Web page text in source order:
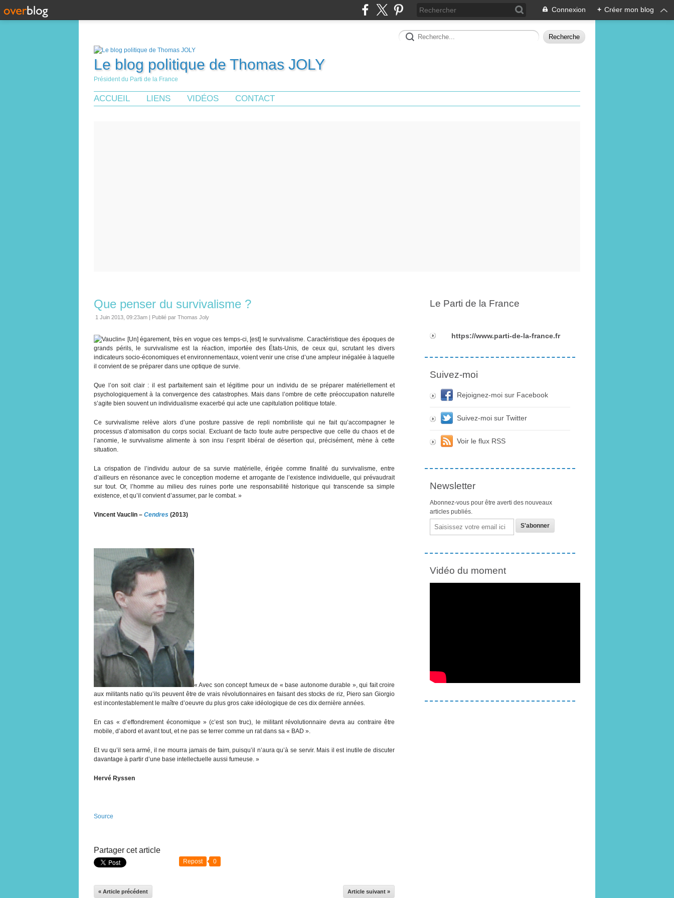
Connexion + Créer mon blog
Le blog politique de Thomas JOLY
Président du Parti de la France
ACCUEIL LIENS VIDÉOS CONTACT
Que penser du survivalisme ?
1 Juin 2013, 09:23am | Publié par Thomas Joly
« [Un] égarement, très en vogue ces temps-ci, [est] le survivalisme. Caractéristique des époques de
grands périls, le survivalisme est la réaction, importée des États-Unis, de ceux qui, scrutant les divers
indicateurs socio-économiques et environnementaux, voient venir une crise d’une ampleur inégalée à laquelle
il convient de se préparer dans une optique de survie.
Que l’on soit clair : il est parfaitement sain et légitime pour un individu de se préparer matériellement et
psychologiquement à la convergence des catastrophes. Mais dans l’ombre de cette préoccupation naturelle
s’agite bien souvent un individualisme exacerbé qui acte une capitulation politique totale.
Ce survivalisme relève alors d’une posture passive de repli nombriliste qui ne fait qu’accompagner le
processus d’atomisation du corps social. Excluant de facto toute autre perspective que celle du chaos et de
l’anomie, le survivalisme alimente à son insu l’esprit libéral de désertion qui, précisément, mène à cette
situation.
La crispation de l’individu autour de sa survie matérielle, érigée comme finalité du survivalisme, entre
d’ailleurs en résonance avec le conception moderne et arrogante de l’existence individuelle, qui prévaudrait
sur tout. Or, l’homme au milieu des ruines porte une responsabilité historique qui transcende sa simple
existence, et qu’il convient d’assumer, par le combat. »
Vincent Vauclin – Cendres (2013)
« Avec son concept fumeux de « base autonome durable », qui fait croire
aux militants natio qu’ils peuvent être de vrais révolutionnaires en faisant des stocks de riz, Piero san Giorgio
est incontestablement le maître d’oeuvre du plus gros cake idéologique de ces dix dernière années.
En cas « d’effondrement économique » (c’est son truc), le militant révolutionnaire devra au contraire être
mobile, d’abord et avant tout, et ne pas se terrer comme un rat dans sa « BAD ».
Et vu qu’il sera armé, il ne mourra jamais de faim, puisqu’il n’aura qu’à se servir. Mais il est inutile de discuter
davantage à partir d’une base intellectuelle aussi fumeuse. »
Hervé Ryssen
Source
Partager cet article
Repost 0
« Article précédent Article suivant »
Le Parti de la France
https://www.parti-de-la-france.fr
Suivez-moi
Rejoignez-moi sur Facebook
Suivez-moi sur Twitter
Voir le flux RSS
Newsletter
Abonnez-vous pour être averti des nouveaux
articles publiés.
Email
Vidéo du moment